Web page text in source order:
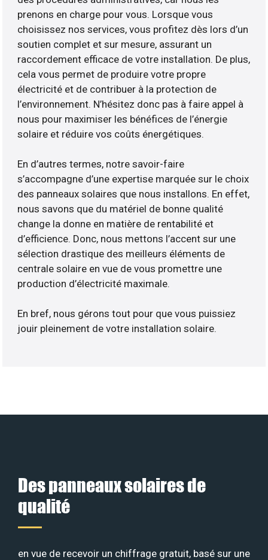
prenons en charge pour vous. Lorsque vous
choisissez nos services, vous profitez dès lors d’un
soutien complet et sur mesure, assurant un
raccordement efficace de votre installation. De plus,
cela vous permet de produire votre propre
électricité et de contribuer à la protection de
l’environnement. N’hésitez donc pas à faire appel à
nous pour maximiser les bénéfices de l’énergie
solaire et réduire vos coûts énergétiques.
En d’autres termes, notre savoir-faire
s’accompagne d’une expertise marquée sur le choix
des panneaux solaires que nous installons. En effet,
nous savons que du matériel de bonne qualité
change la donne en matière de rentabilité et
d’efficience. Donc, nous mettons l’accent sur une
sélection drastique des meilleurs éléments de
centrale solaire en vue de vous promettre une
production d’électricité maximale.
En bref, nous gérons tout pour que vous puissiez
jouir pleinement de votre installation solaire.
Des panneaux solaires de
qualité
en vue de recevoir un chiffrage gratuit, basé sur une